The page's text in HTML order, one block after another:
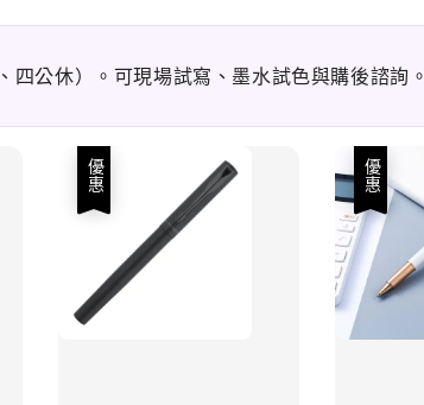
四公休）。可現場試寫、墨水試色與購後諮詢。
優惠 優惠